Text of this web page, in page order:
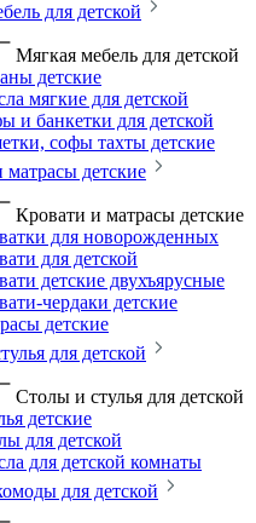
для детской
Мягкая мебель для детской
детские
мягкие для детской
и банкетки для детской
софы тахты детские
матрасы детские
Кровати и матрасы детские
для новорожденных
для детской
детские двухъярусные
чердаки детские
детские
для детской
Столы и стулья для детской
детские
для детской
для детской комнаты
для детской